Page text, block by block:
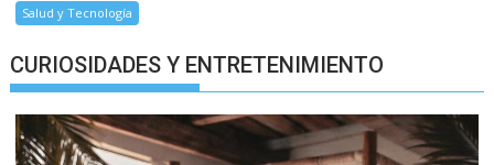
Salud y Tecnología
CURIOSIDADES Y ENTRETENIMIENTO